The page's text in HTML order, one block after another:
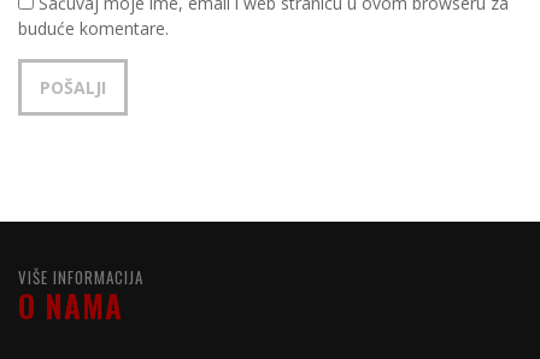
buduće komentare.
VIŠE INFORMACIJA
O NAMA